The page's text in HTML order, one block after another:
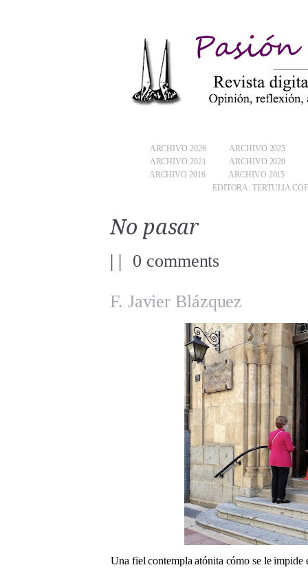
ARCHIVO 2026
ARCHIVO 2025
ARCHIVO 2021
ARCHIVO 2020
ARCHIVO 2016
ARCHIVO 2015
EDITORA: TERTULIA
No pasar
| | 0 comments
F. Javier Blázquez
Una fiel contempla atónita cómo se le impide